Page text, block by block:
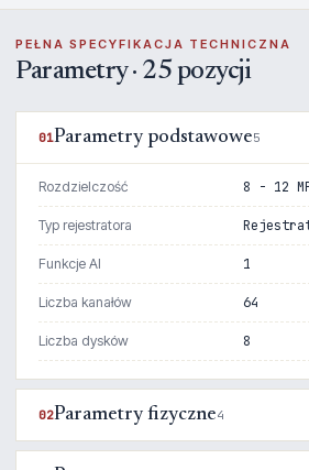
PEŁNA SPECYFIKACJA TECHNICZNA
Parametry · 25 pozycji
01Parametry podstawowe5
Rozdzielczość 8 - 12
Typ rejestratora
Funkcje AI 1
Liczba kanałów 64
Liczba dysków 8
02Parametry fizyczne4